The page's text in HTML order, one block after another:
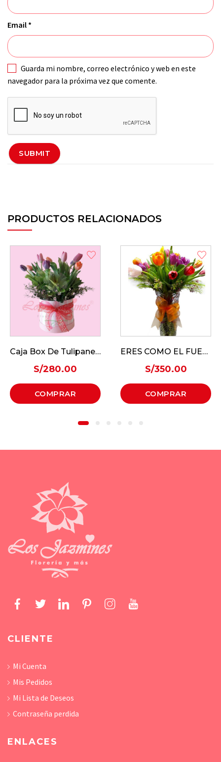
Email *
Guarda mi nombre, correo electrónico y web en este
navegador para la próxima vez que comente.
PRODUCTOS RELACIONADOS
Caja Box De Tulipanes – Hermosos Tulis
280.00
COMPRAR
ERES COMO EL FUEGO
350.00
COMPRAR
CLIENTE
Mi Cuenta
Mis Pedidos
Mi Lista de Deseos
Contraseña perdida
ENLACES